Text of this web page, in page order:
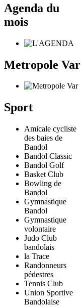
Agenda du
mois
Metropole Var
Sport
Amicale cycliste
des baies de
Bandol
Bandol Classic
Bandol Golf
Basket Club
Bowling de
Bandol
Gymnastique
Bandol
Gymnastique
volontaire
Judo Club
bandolais
la Trace
Randonneurs
pédestres
Tennis Club
Union Sportive
Bandolaise